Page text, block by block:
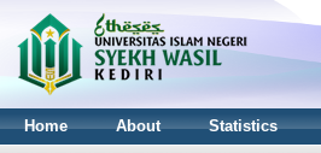
Home About Statistics